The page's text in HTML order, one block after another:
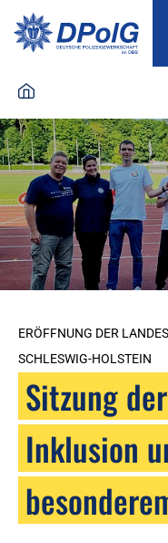
ERÖFFNUNG DER
SCHLESWIG-HOLSTEIN
Sitzung
Inklusion